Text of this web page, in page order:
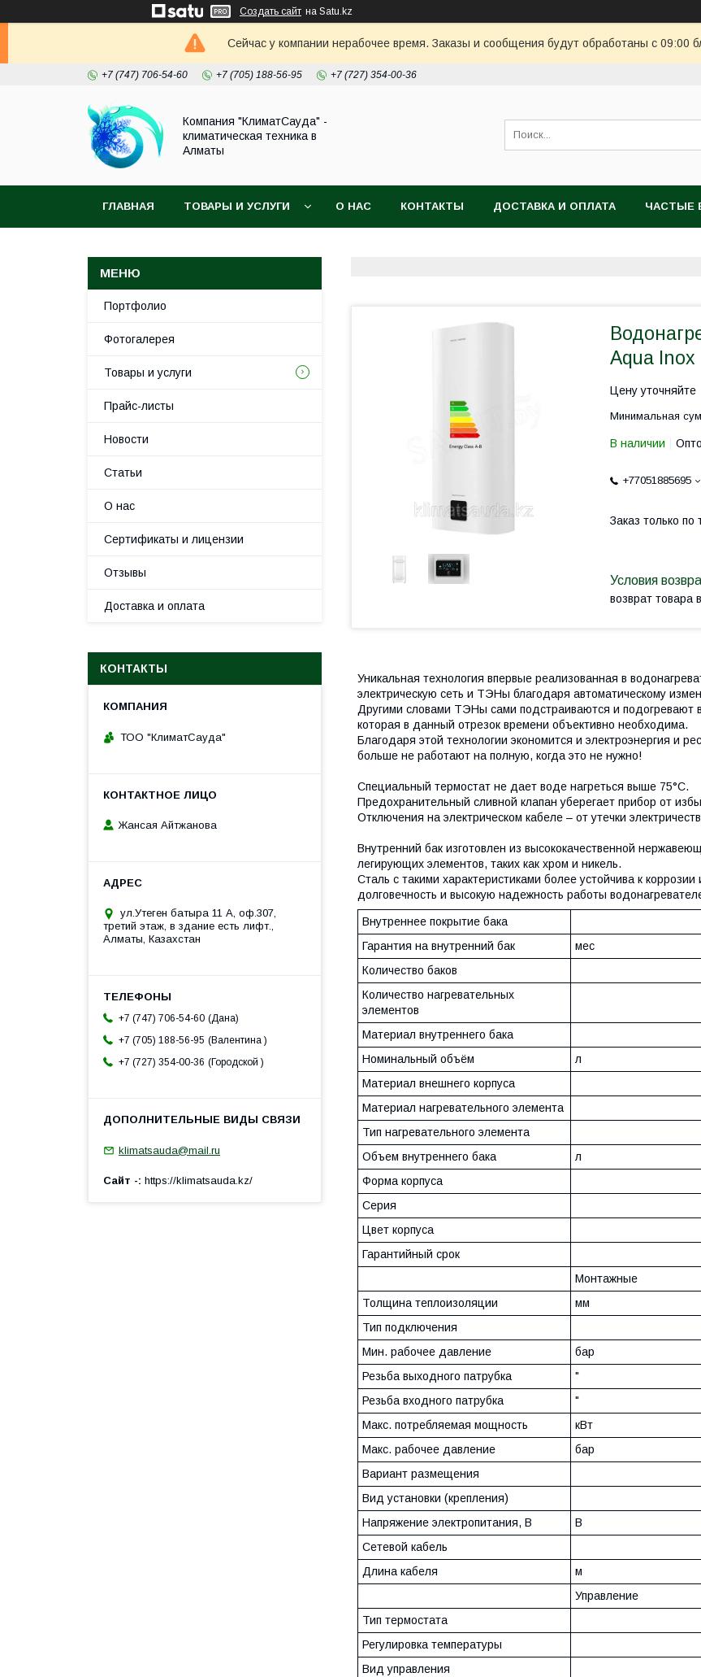
Создать сайт на Satu.kz
Сейчас у компании нерабочее время. Заказы и сообщения будут обработаны с 09:00
+7 (747) 706-54-60 +7 (705) 188-56-95 +7 (727) 354-00-36
Компания "КлиматСауда" -
климатическая техника в
Алматы
ГЛАВНАЯ ТОВАРЫ И УСЛУГИ О НАС КОНТАКТЫ ДОСТАВКА И ОПЛАТА ЧАСТЫЕ
Aqua
Цену уточняйте
Минимальная
В наличии
+77051885695
Заказ только
возврат товара
Уникальная технология впервые реализованная в
электрическую сеть и ТЭНы благодаря автоматическому
Другими словами ТЭНы сами подстраиваются и подогревают
которая в данный отрезок времени объективно необходима.
Благодаря этой технологии экономится и электроэнергия и
больше не работают на полную, когда это не нужно!
Специальный термостат не дает воде нагреться выше 75°C.
Предохранительный сливной клапан уберегает прибор от
Отключения на электрическом кабеле – от утечки
Внутренний бак изготовлен из высококачественной
легирующих элементов, таких как хром и никель.
Сталь с такими характеристиками более устойчива к
долговечность и высокую надежность работы
Внутреннее покрытие бака
Гарантия на внутренний бак
мес
Количество баков
Количество нагревательных
элементов
Материал внутреннего бака
Номинальный объём
л
Материал внешнего корпуса
Материал нагревательного элемента
Тип нагревательного элемента
Объем внутреннего бака
л
Форма корпуса
Серия
Цвет корпуса
Гарантийный срок
Монтажные
Толщина теплоизоляции
мм
Тип подключения
Мин. рабочее давление
бар
Резьба выходного патрубка
"
Резьба входного патрубка
"
Макс. потребляемая мощность
кВт
Макс. рабочее давление
бар
Вариант размещения
Вид установки (крепления)
Напряжение электропитания, В
В
Сетевой кабель
Длина кабеля
м
Управление
Тип термостата
Регулировка температуры
Вид управления
Портфолио
Фотогалерея
Товары и услуги
Прайс-листы
Новости
Статьи
О нас
Сертификаты и лицензии
Отзывы
Доставка и оплата
КОНТАКТЫ
ТОО "КлиматСауда"
Жансая Айтжанова
ул.Утеген батыра 11 А, оф.307,
третий этаж, в здание есть лифт.,
Алматы, Казахстан
+7 (747) 706-54-60 Дана
+7 (705) 188-56-95
Валентина
+7 (727) 354-00-36
Городской
klimatsauda@mail.ru
Сайт - https://klimatsauda.kz/